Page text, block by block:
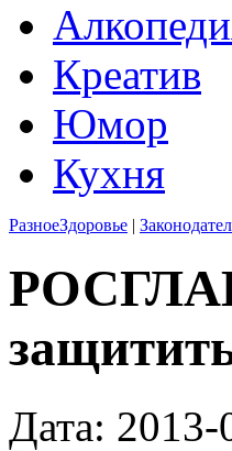
Креатив
Юмор
Кухня
РазноеЗдоровье |
Дата: